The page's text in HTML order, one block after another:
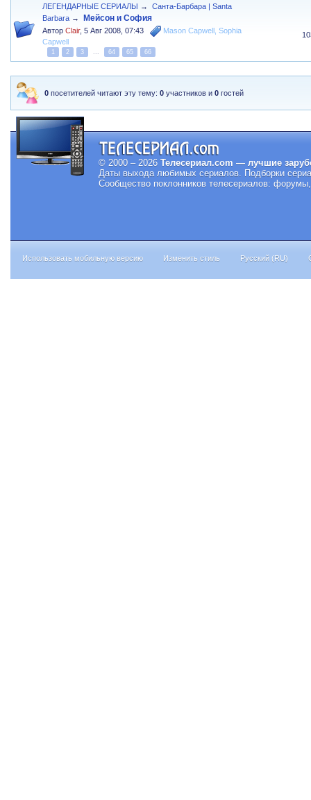
ЛЕГЕНДАРНЫЕ СЕРИАЛЫ →
Санта-Барбара | Santa
Barbara → Мейсон и София
АвторClair,5 Авг 2008, 07:43 Mason Capwell ,Sophia
Capwell
1 2 3 64 65 66
0 посетителей читают эту тему:0 участников и0 гостей
© 2000 – 2026 Телесериал.com — лучшие
Даты выхода любимых сериалов. Подборки
Сообщество поклонников телесериалов:
Использовать мобильную версию Изменить стиль Русский (RU)